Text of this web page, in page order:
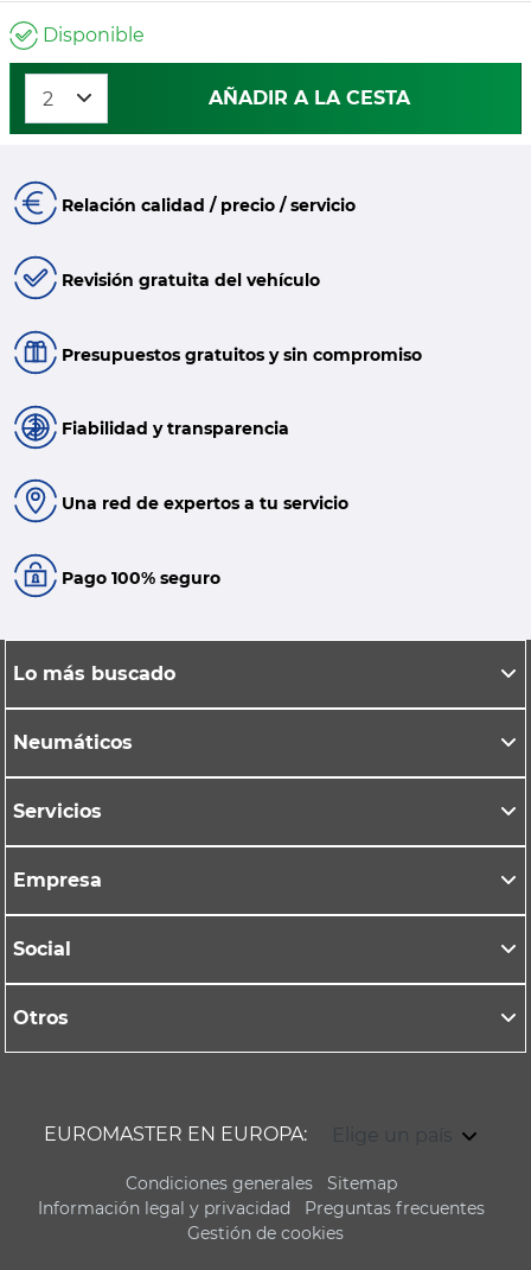
Disponible
AÑADIR A LA CESTA
Relación calidad / precio / servicio
Revisión gratuita del vehículo
Presupuestos gratuitos y sin compromiso
Fiabilidad y transparencia
Una red de expertos a tu servicio
Pago 100% seguro
Lo más buscado
Neumáticos
Servicios
Empresa
Social
Otros
EUROMASTER EN EUROPA: Elige un país
Condiciones generales
Sitemap
Información legal y privacidad
Preguntas frecuentes
Gestión de cookies